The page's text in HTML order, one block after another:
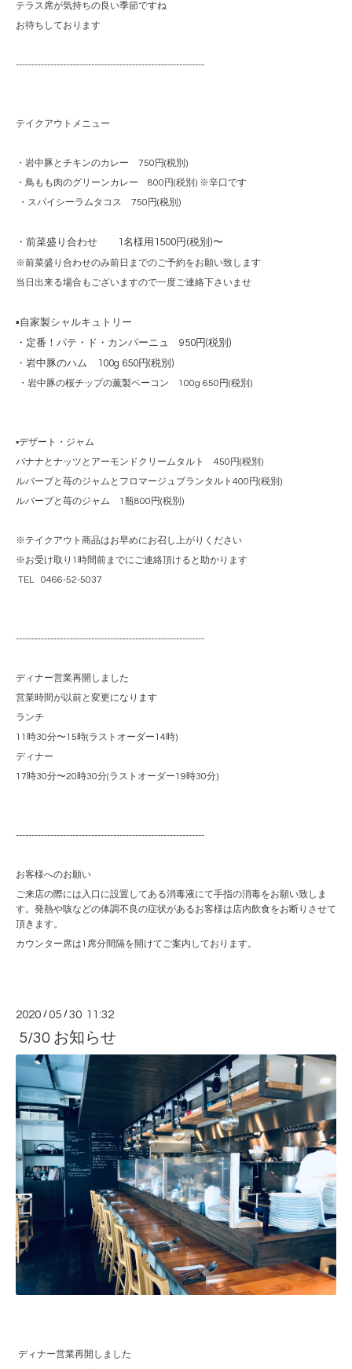
テラス席が気持ちの良い季節ですね
お待ちしております
------------------------------------------------------------
テイクアウトメニュー
・岩中豚とチキンのカレー 750円(税別)
・鳥もも肉のグリーンカレー 800円(税別) ※辛口です
・スパイシーラムタコス 750円(税別)
・前菜盛り合わせ 1名様用1500円(税別)〜
※前菜盛り合わせのみ前日までのご予約をお願い致します
当日出来る場合もございますので一度ご連絡下さいませ
▪️自家製シャルキュトリー
・定番！パテ・ド・カンパーニュ 950円(税別)
・岩中豚のハム 100g 650円(税別)
・岩中豚の桜チップの薫製ベーコン 100g 650円(税別)
▪️デザート・ジャム
バナナとナッツとアーモンドクリームタルト 450円(税別)
ルバーブと苺のジャムとフロマージュブランタルト400円(税別)
ルバーブと苺のジャム 1瓶800円(税別)
※テイクアウト商品はお早めにお召し上がりください
※お受け取り1時間前までにご連絡頂けると助かります
TEL 0466-52-5037
------------------------------------------------------------
ディナー営業再開しました
営業時間が以前と変更になります
ランチ
11時30分〜15時(ラストオーダー14時)
ディナー
17時30分〜20時30分(ラストオーダー19時30分)
------------------------------------------------------------
お客様へのお願い
ご来店の際には入口に設置してある消毒液にて手指の消毒をお願い致しま
す。発熱や咳などの体調不良の症状があるお客様は店内飲食をお断りさせて
頂きます。
カウンター席は1席分間隔を開けてご案内しております。
2020 /05 /30 11:32
5/30 お知らせ
ディナー営業再開しました